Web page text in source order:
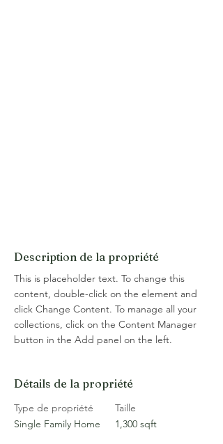
Description de la propriété
This is placeholder text. To change this
content, double-click on the element and
click Change Content. To manage all your
collections, click on the Content Manager
button in the Add panel on the left.
Détails de la propriété
Type de propriété
Single Family Home
Taille
1,300 sqft